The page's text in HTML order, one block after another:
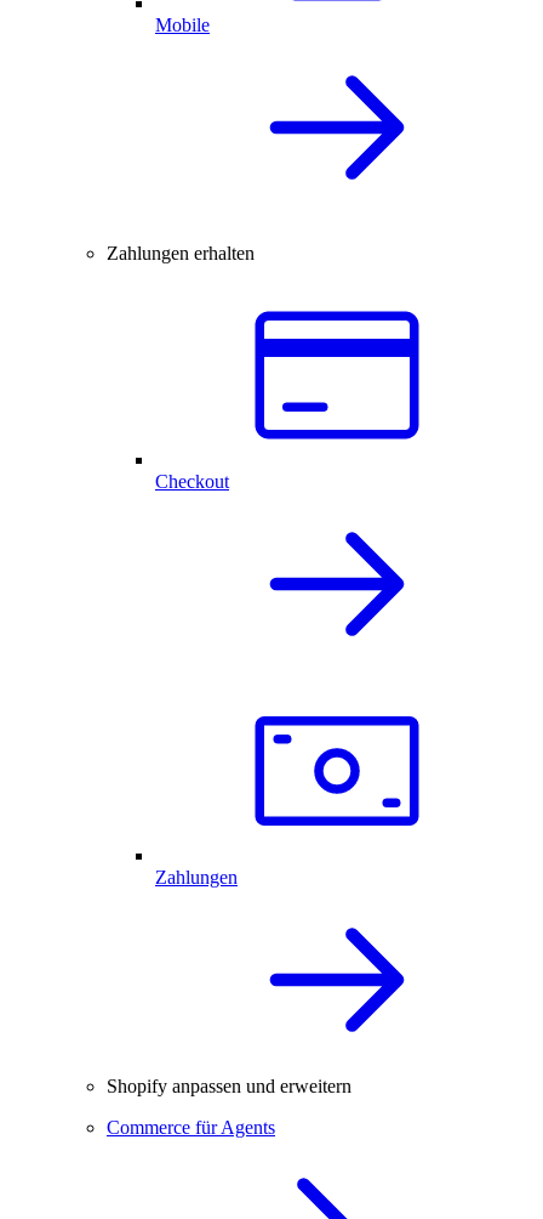
Mobile
Zahlungen erhalten
Checkout
Zahlungen
Shopify anpassen und erweitern
Commerce für Agents